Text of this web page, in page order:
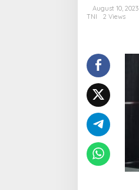
August 10, 2023
TNI
2 Views